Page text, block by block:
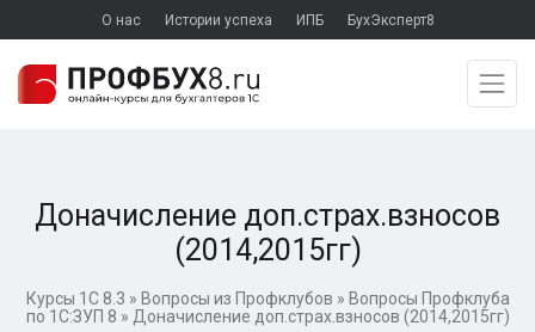
О нас Истории успеха ИПБ БухЭксперт8
Доначисление доп.страх.взносов
(2014,2015гг)
Курсы 1С 8.3 » Вопросы из Профклубов » Вопросы Профклуба
по 1С:ЗУП 8 » Доначисление доп.страх.взносов (2014,2015гг)